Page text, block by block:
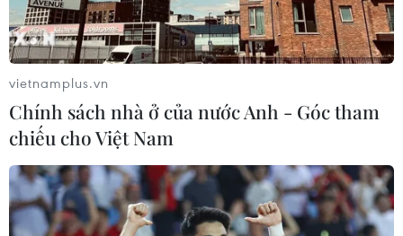
#Nguồn nhân lực chất lượng cao
TP. Hà Nội
Theo dõi VietnamPlus
vietnamplus.vn
Chính sách nhà ở của nước Anh - Góc tham
chiếu cho Việt Nam